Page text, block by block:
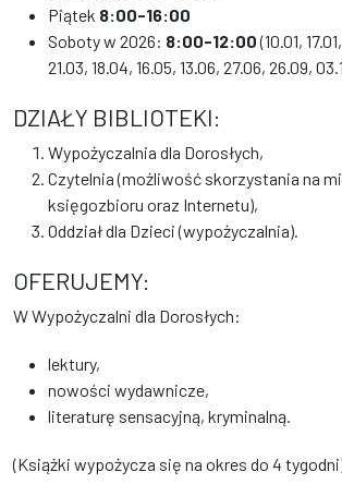
Piątek 8:00-16:00
Soboty w 2026: 8:00-12:00(10.01,
21.03, 18.04, 16.05, 13.06, 27.06, 26.09,
DZIAŁY BIBLIOTEKI:
Wypożyczalnia dla Dorosłych,
Czytelnia (możliwość skorzystania na
księgozbioru oraz Internetu),
Oddział dla Dzieci (wypożyczalnia).
OFERUJEMY:
W Wypożyczalni dla Dorosłych:
lektury,
nowości wydawnicze,
literaturę sensacyjną, kryminalną.
(Książki wypożycza się na okres do 4